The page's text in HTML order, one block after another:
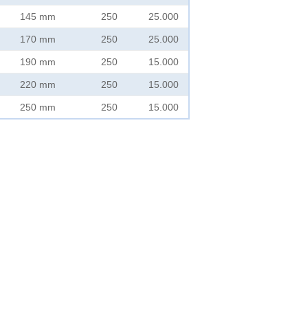
145 mm 250 25.000
170 mm 250 25.000
190 mm 250 15.000
220 mm 250 15.000
250 mm 250 15.000